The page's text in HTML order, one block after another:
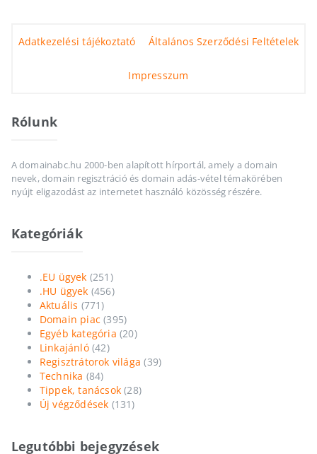
Adatkezelési tájékoztató Általános Szerződési Feltételek
Impresszum
Rólunk
A domainabc.hu 2000-ben alapított hírportál, amely a domain
nevek, domain regisztráció és domain adás-vétel témakörében
nyújt eligazodást az internetet használó közösség részére.
Kategóriák
.EU ügyek (251)
.HU ügyek (456)
Aktuális (771)
Domain piac (395)
Egyéb kategória (20)
Linkajánló(42)
Regisztrátorok világa (39)
Technika (84)
Tippek, tanácsok (28)
Új végződések (131)
Legutóbbi bejegyzések